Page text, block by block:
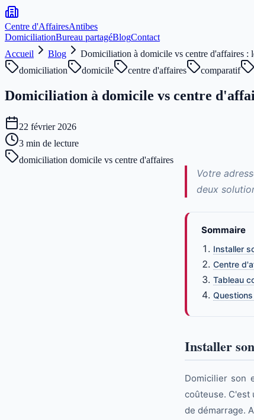
Centre d'AffairesAntibes
DomiciliationBureau partagéBlogContact
Accueil
Blog
Domiciliation à domicile vs centre d'affaires :
domiciliation
domicile centre d'affaires comparatif
Domiciliation à domicile vs centre
22 février 2026
3 min de lecture
domiciliation domicile vs centre d'affaires
Votre
deux
Sommaire
Installer
Centre
Tableau
Installer
Domicilier son
coûteuse. C'est
de démarrage.